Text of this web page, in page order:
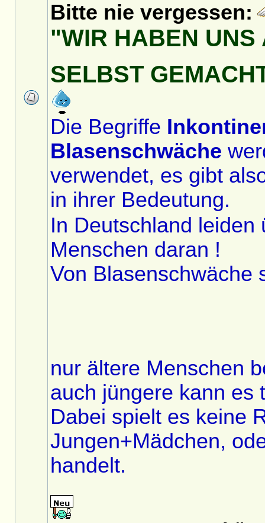
Bitte nie vergessen:
"WIR HABEN UNS
SELBST
Die Begriffe
Blasenschwäche
verwendet, es gibt
in ihrer Bedeutung.
In Deutschland leiden
Menschen daran !
Von Blasenschwäche
nur ältere Menschen
auch jüngere kann es
Dabei spielt es keine
Jungen+Mädchen,
handelt.